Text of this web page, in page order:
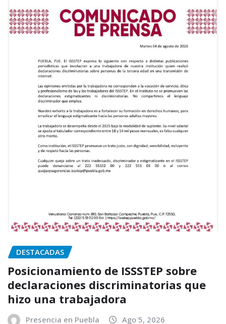
DESTACADAS
Posicionamiento de ISSSTEP sobre
declaraciones discriminatorias que
hizo una trabajadora
Presencia en Puebla Ago 5, 2026